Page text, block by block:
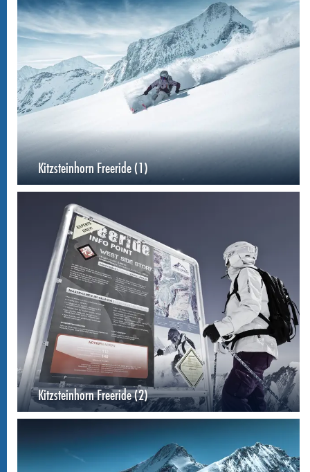
Kitzsteinhorn Freeride (1)
Kitzsteinhorn Freeride (2)